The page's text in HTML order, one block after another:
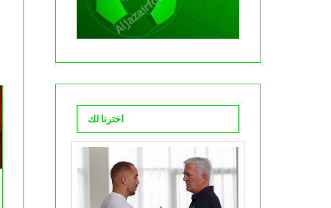
اخترنا لك